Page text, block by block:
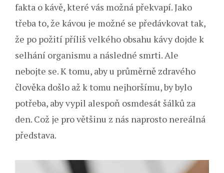
fakta o kávě, které vás možná překvapí. Jako
třeba to, že kávou je možné se předávkovat tak,
že po požití příliš velkého obsahu kávy dojde k
selhání organismu a následné smrti. Ale
nebojte se. K tomu, aby u průměrně zdravého
člověka došlo až k tomu nejhoršímu, by bylo
potřeba, aby vypil alespoň osmdesát šálků za
den. Což je pro většinu z nás naprosto nereálná
představa.